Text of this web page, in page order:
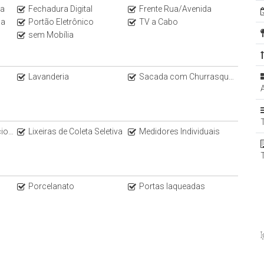
Fechadura Digital
Frente Rua/Avenida
Portão Eletrônico
TV a Cabo
sem Mobília
Lavanderia Sacada com Churrasqueira a Carvão
Lixeiras de Coleta Seletiva Medidores Individuais
Porcelanato Portas laqueadas